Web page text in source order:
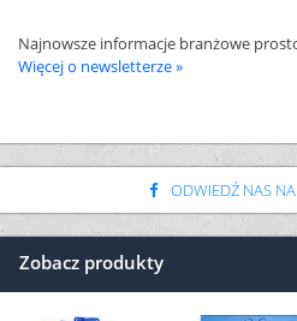
Najnowsze informacje branżowe
Więcej o newsletterze »
ODWIEDŹ NAS
Zobacz produkty